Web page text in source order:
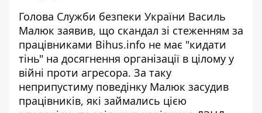
Голова Служби безпеки України Василь
Малюк заявив, що скандал зі стеженням за
працівниками Bihus.info не має "кидати
тінь" на досягнення організації в цілому у
війні проти агресора. За таку
неприпустиму поведінку Малюк засудив
працівників, які займались цією